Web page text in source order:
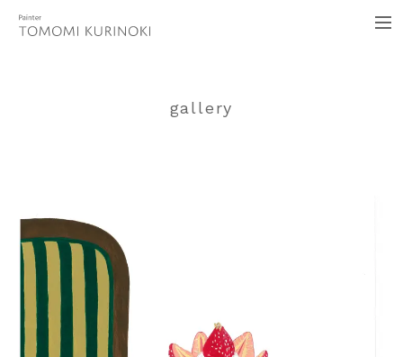
gallery